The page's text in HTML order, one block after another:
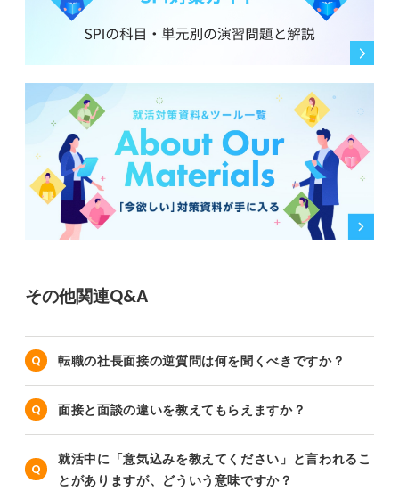
その他関連Q&A
転職の社長面接の逆質問は何を聞くべきですか？
面接と面談の違いを教えてもらえますか？
就活中に「意気込みを教えてください」と言われるこ
とがありますが、どういう意味ですか？